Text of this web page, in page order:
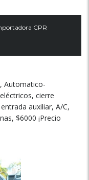
CPR
Automatico-
cierre
auxiliar, A/C,
$6000 ¡Precio